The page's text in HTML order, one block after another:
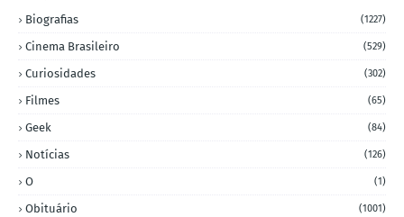
Biografias (1227)
Cinema Brasileiro (529)
Curiosidades (302)
Filmes (65)
Geek (84)
Notícias (126)
O (1)
Obituário (1001)